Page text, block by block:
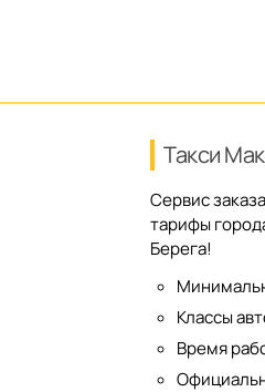
Такси
Сервис
тарифы
Берега!
Классы
Время